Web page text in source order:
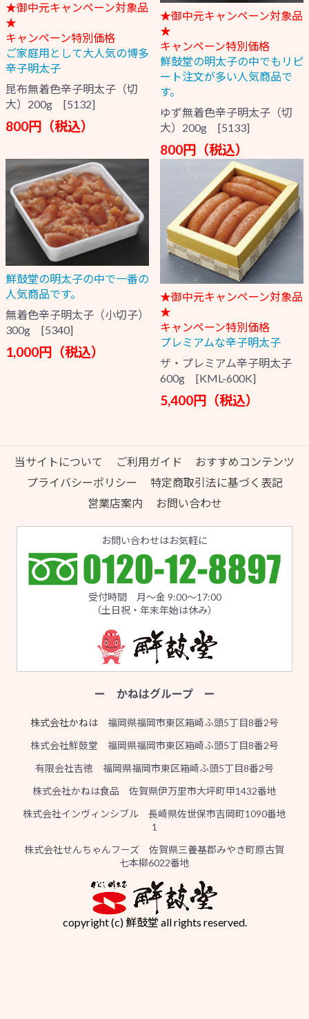
★御中元キャンペーン対象品
★
キャンペーン特別価格
ご家庭用として大人気の博多
辛子明太子
昆布無着色辛子明太子（切
大）200g [5132]
800円（税込）
★御中元キャンペーン対象品
★
キャンペーン特別価格
鮮鼓堂の明太子の中でもリピ
ート注文が多い人気商品で
す。
ゆず無着色辛子明太子（切
大）200g [5133]
800円（税込）
鮮鼓堂の明太子の中で一番の
人気商品です。
無着色辛子明太子（小切子）
300g [5340]
1,000円（税込）
★御中元キャンペーン対象品
★
キャンペーン特別価格
プレミアムな辛子明太子
ザ・プレミアム辛子明太子
600g [KML-600K]
5,400円（税込）
当サイトについて ご利用ガイド
おすすめコンテンツ
プライバシーポリシー
特定商取引法に基づく表記
営業店案内
お問い合わせ
お問い合わせはお気軽に
受付時間 月～金 9:00～17:00
（土日祝・年末年始は休み）
ー かねはグループ ー
株式会社かねは福岡県福岡市東区箱崎ふ頭5丁目8番2号
株式会社鮮鼓堂 福岡県福岡市東区箱崎ふ頭5丁目8番2号
有限会社吉徳 福岡県福岡市東区箱崎ふ頭5丁目8番2号
株式会社かねは食品 佐賀県伊万里市大坪町甲1432番地
株式会社インヴィンシブル 長崎県佐世保市吉岡町1090番地
1
株式会社せんちゃんフーズ 佐賀県三養基郡みやき町原古賀
七本柳6022番地
copyright (c) 鮮鼓堂 all rights reserved.